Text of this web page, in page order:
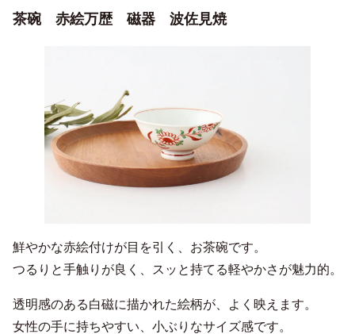
茶碗 赤絵万歴 磁器 波佐見焼
鮮やかな赤絵付けが目を引く、お茶碗です。
つるりと手触りが良く、スッと持てる軽やかさが魅力的。
透明感のある白磁に描かれた絵柄が、よく映えます。
女性の手に持ちやすい、小ぶりなサイズ感です。